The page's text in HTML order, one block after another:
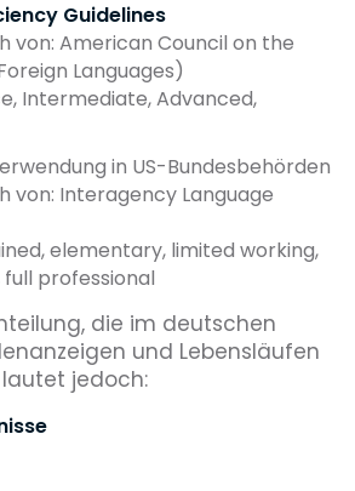
Guidelines
von: American Council on the
Languages)
Intermediate, Advanced,
in US-Bundesbehörden
von: Interagency Language
elementary, limited working,
professional
die im deutschen
und Lebensläufen
jedoch: